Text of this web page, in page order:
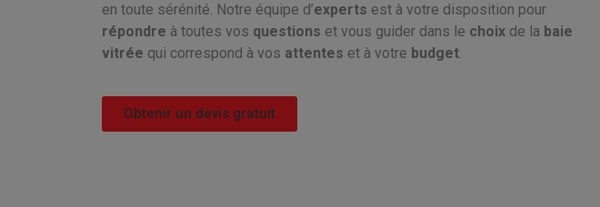
en toute sérénité. Notre équipe d’experts est à votre disposition pour
répondre à toutes vos questions et vous guider dans le choix de la baie
vitrée qui correspond à vos attentes et à votre budget.
Obtenir un devis gratuit